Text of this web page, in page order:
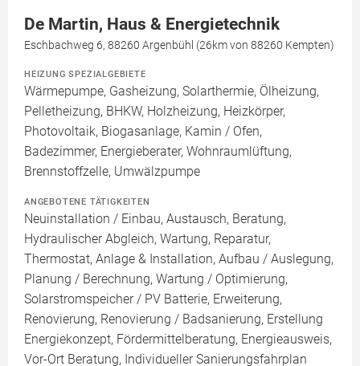
De Martin, Haus & Energietechnik
Eschbachweg 6, 88260 Argenbühl (26km von 88260 Kempten)
HEIZUNG SPEZIALGEBIETE
Wärmepumpe, Gasheizung, Solarthermie, Ölheizung,
Pelletheizung, BHKW, Holzheizung, Heizkörper,
Photovoltaik, Biogasanlage, Kamin / Ofen,
Badezimmer, Energieberater, Wohnraumlüftung,
Brennstoffzelle, Umwälzpumpe
ANGEBOTENE TÄTIGKEITEN
Neuinstallation / Einbau, Austausch, Beratung,
Hydraulischer Abgleich, Wartung, Reparatur,
Thermostat, Anlage & Installation, Aufbau / Auslegung,
Planung / Berechnung, Wartung / Optimierung,
Solarstromspeicher / PV Batterie, Erweiterung,
Renovierung, Renovierung / Badsanierung, Erstellung
Energiekonzept, Fördermittelberatung, Energieausweis,
Vor-Ort Beratung, Individueller Sanierungsfahrplan